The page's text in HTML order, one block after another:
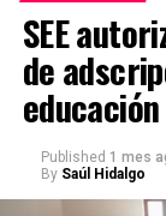
SEE
de
Published 1 mes
By Saúl Hidalgo